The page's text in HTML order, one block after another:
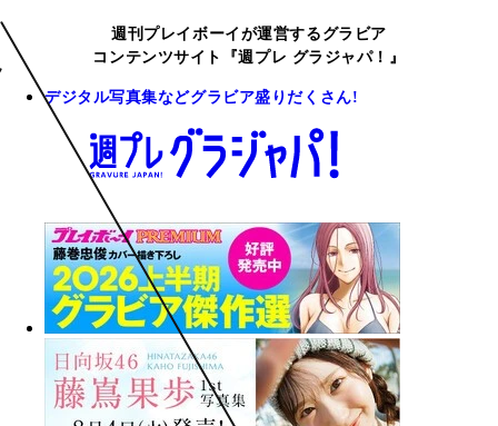
週刊プレイボーイが運営するグラビア
コンテンツサイト『週プレ グラジャパ！』
デジタル写真集などグラビア盛りだくさん!